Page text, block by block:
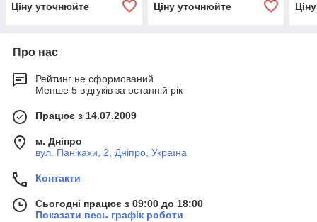
метрів)
Ціну уточнюйте Ціну уточнюйте
Про нас
Рейтинг не сформований
Менше 5 відгуків за останній рік
Працює з 14.07.2009
м. Дніпро
вул. Панікахи, 2, Дніпро, Україна
Контакти
Сьогодні працює з 09:00 до 18:00
Показати весь графік роботи